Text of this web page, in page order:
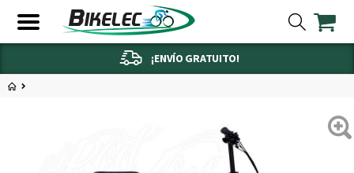
¡ENVÍO GRATUITO!